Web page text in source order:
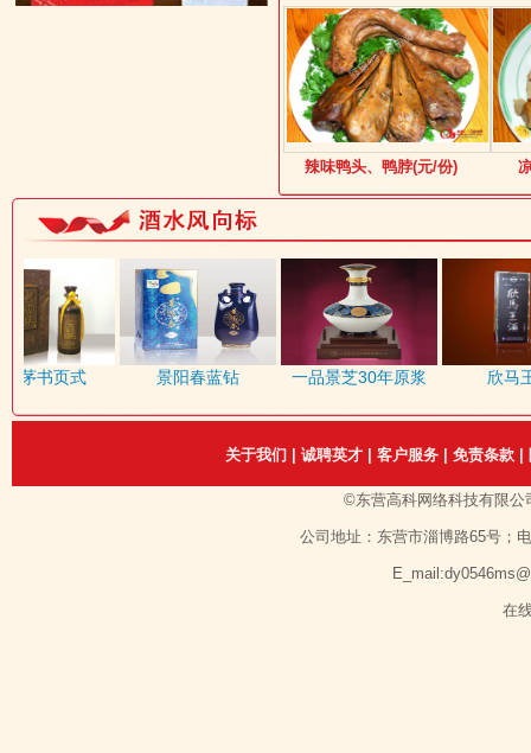
辣味鸭头、鸭脖(元/份)
书页式 景阳春蓝钻 一品景芝30年原浆 欣马王
关于我们 诚聘英才 客户服务 免责条款
©东营高科网络科技有限公
公司地址：东营市淄博路65号；
在